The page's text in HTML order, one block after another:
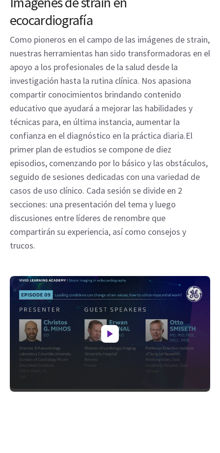
ecocardiografía
Como pioneros en el campo de las imágenes de strain,
nuestras herramientas han sido transformadoras en el
apoyo a los profesionales de la salud desde la
investigación hasta la rutina clínica. Nos apasiona
compartir conocimientos brindando contenido
educativo que ayudará a mejorar las habilidades y
técnicas para, en última instancia, aumentar la
confianza en el diagnóstico en la práctica diaria.El
primer plan de estudios se compone de diez
episodios, comenzando por lo básico y las obstáculos,
seguido de sesiones dedicadas con una variedad de
casos de uso clínico. Cada sesión se divide en 2
secciones: una presentación del tema y luego
discusiones entre líderes de renombre que
compartirán su experiencia, así como consejos y
trucos.